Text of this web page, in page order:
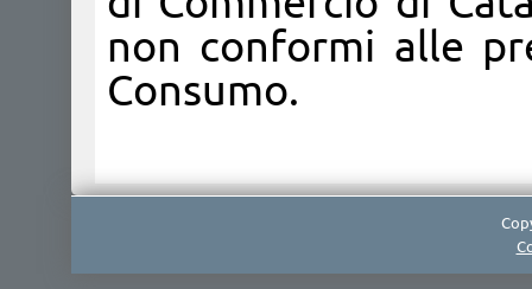
non conformi alle
Consumo.